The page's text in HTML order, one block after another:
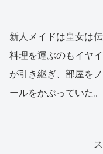
新人メイドは皇女は
料理を運ぶのもイヤ
が引き継ぎ、部屋を
ールをかぶっていた。